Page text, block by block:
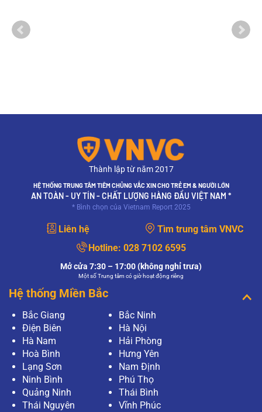
Thành lập từ năm 2017
HỆ THỐNG TRUNG TÂM TIÊM CHỦNG VẮC XIN CHO TRẺ EM & NGƯỜI LỚN
AN TOÀN - UY TÍN - CHẤT LƯỢNG HÀNG ĐẦU VIỆT NAM *
* Bình chọn của Vietnam Report 2025
Liên hệ
Tìm trung tâm VNVC
Hotline: 028 7102 6595
Mở cửa 7:30 – 17:00 (không nghỉ trưa)
Một số Trung tâm có giờ hoạt động riêng
Hệ thống Miền Bắc
Bắc Giang
Bắc Ninh
Điện Biên
Hà Nội
Hà Nam
Hải Phòng
Hoà Bình
Hưng Yên
Lạng Sơn
Nam Định
Ninh Bình
Phú Thọ
Quảng Ninh
Thái Bình
Thái Nguyên
Vĩnh Phúc